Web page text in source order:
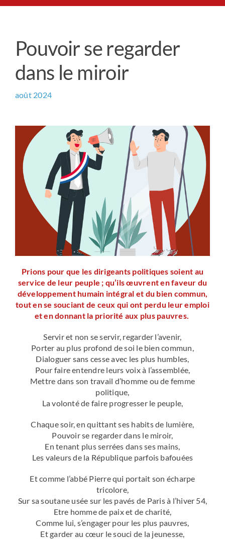
Prière universelle
Contact
Pouvoir se regarder
dans le miroir
août 2024
Prions pour que les dirigeants politiques soient au
service de leur peuple ; qu’ils œuvrent en faveur du
développement humain intégral et du bien commun,
tout en se souciant de ceux qui ont perdu leur emploi
et en donnant la priorité aux plus pauvres.
Servir et non se servir, regarder l’avenir,
Porter au plus profond de soi le bien commun,
Dialoguer sans cesse avec les plus humbles,
Pour faire entendre leurs voix à l’assemblée,
Mettre dans son travail d’homme ou de femme
politique,
La volonté de faire progresser le peuple,
Chaque soir, en quittant ses habits de lumière,
Pouvoir se regarder dans le miroir,
En tenant plus serrées dans ses mains,
Les valeurs de la République parfois bafouées
Et comme l’abbé Pierre qui portait son écharpe
tricolore,
Sur sa soutane usée sur les pavés de Paris à l’hiver 54,
Etre homme de paix et de charité,
Comme lui, s’engager pour les plus pauvres,
Et garder au cœur le souci de la jeunesse,